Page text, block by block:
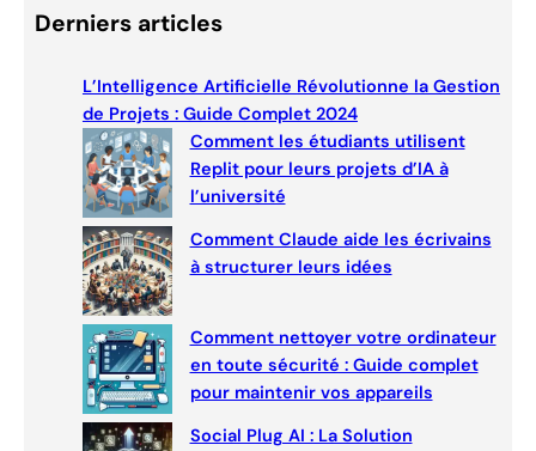
a
r
Derniers articles
L’Intelligence Artificielle Révolutionne la Gestion
de Projets : Guide Complet 2024
Comment les étudiants utilisent
Replit pour leurs projets d’IA à
l’université
Comment Claude aide les écrivains
à structurer leurs idées
Comment nettoyer votre ordinateur
en toute sécurité : Guide complet
pour maintenir vos appareils
Social Plug AI : La Solution